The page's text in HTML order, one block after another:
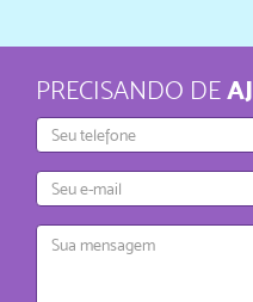
PRECISANDO DE
Telefone
mail
Mensagem